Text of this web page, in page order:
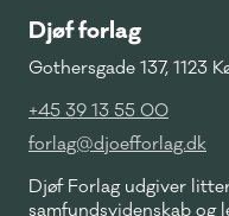
Djøf forlag
Gothersgade 137, 1123
+45 39 13 55 00
forlag@djoefforlag.dk
Djøf Forlag udgiver
samfundsvidenskab og